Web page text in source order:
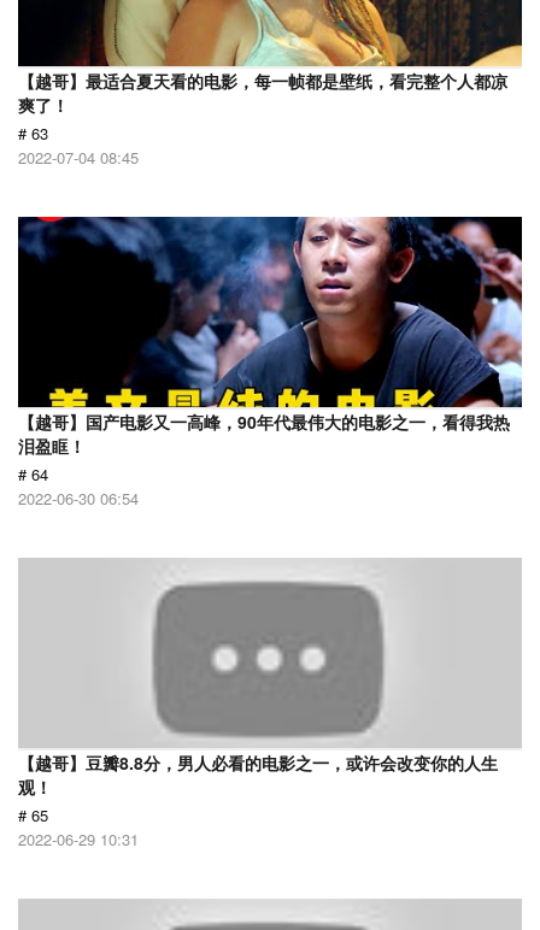
【越哥】最适合夏天看的电影，每一帧都是壁纸，看完整个人都凉
爽了！
# 63
2022-07-04 08:45
【越哥】国产电影又一高峰，90年代最伟大的电影之一，看得我热
泪盈眶！
# 64
2022-06-30 06:54
【越哥】豆瓣8.8分，男人必看的电影之一，或许会改变你的人生
观！
# 65
2022-06-29 10:31